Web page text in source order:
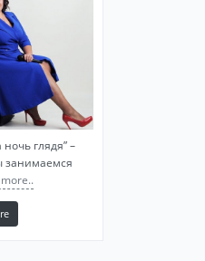
глядя” –
занимаемся